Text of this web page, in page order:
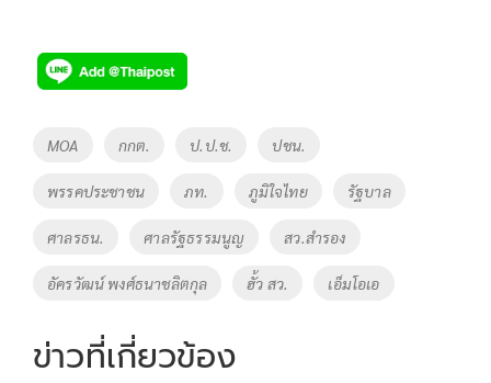
Tags
MOA กกต. ป.ป.ช. ปชน.
พรรคประชาชน ภท. ภูมิใจไทย รัฐบาล
ศาลรธน. ศาลรัฐธรรมนูญ สว.สำรอง
อัครวัฒน์ พงศ์ธนาชลิตกุล ฮั้ว สว. เอ็มโอเอ
ข่าวที่เกี่ยวข้อง